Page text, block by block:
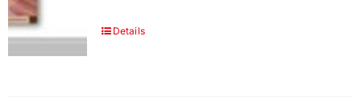
Details